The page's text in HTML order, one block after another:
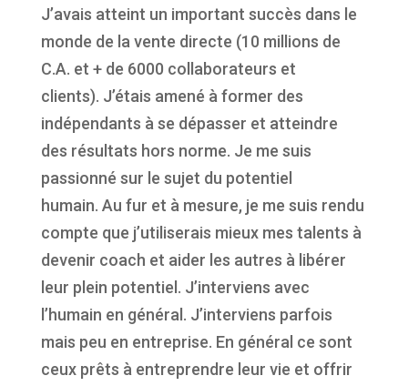
J’avais atteint un important succès dans le
monde de la vente directe (10 millions de
C.A. et + de 6000 collaborateurs et
clients). J’étais amené à former des
indépendants à se dépasser et atteindre
des résultats hors norme. Je me suis
passionné sur le sujet du potentiel
humain. Au fur et à mesure, je me suis rendu
compte que j’utiliserais mieux mes talents à
devenir coach et aider les autres à libérer
leur plein potentiel. J’interviens avec
l’humain en général. J’interviens parfois
mais peu en entreprise. En général ce sont
ceux prêts à entreprendre leur vie et offrir